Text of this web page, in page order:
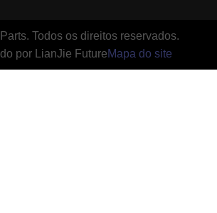
Todos os direitos reservados.
por LianJie FutureMapa do site